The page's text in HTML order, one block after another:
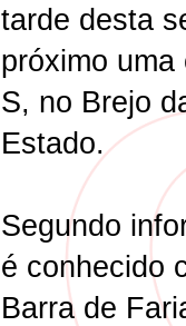
tarde desta
próximo
S, no Brejo
Estado.
Segundo
é conhecido
Barra de